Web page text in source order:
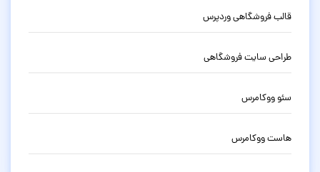
قالب فروشگاهی وردپرس
طراحی سایت فروشگاهی
سئو ووکامرس
هاست ووکامرس